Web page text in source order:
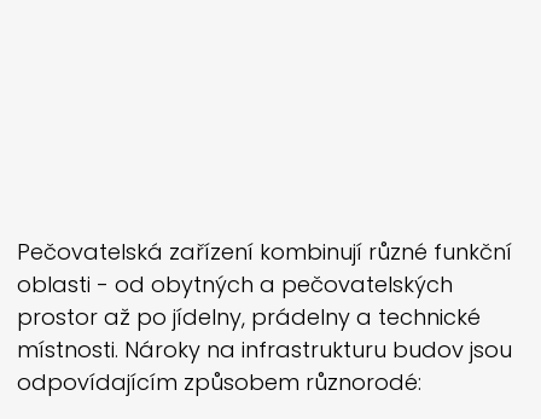
Pečovatelská zařízení kombinují různé funkční
oblasti - od obytných a pečovatelských
prostor až po jídelny, prádelny a technické
místnosti. Nároky na infrastrukturu budov jsou
odpovídajícím způsobem různorodé: